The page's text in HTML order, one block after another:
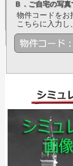
Ｂ．ご自宅の写
物件コードをお
こちらに入力し